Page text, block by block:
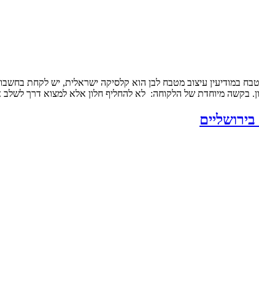
במודיעין עיצוב מטבח לבן הוא קלסיקה ישראלית, יש לקחת
בקשה מיוחדת של הלקוחה: לא להחליף חלון אלא למצוא דרך